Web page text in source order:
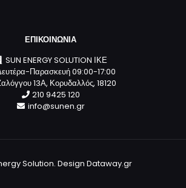
ΕΠΙΚΟΙΝΩΝΙΑ
SUN ENERGY SOLUTION ΙΚΕ
Παρασκευή 09:00-17:00
13Α, Κορυδαλλός, 18120
210 9425 120
info@sunen.gr
Solution. Design Dataway.gr